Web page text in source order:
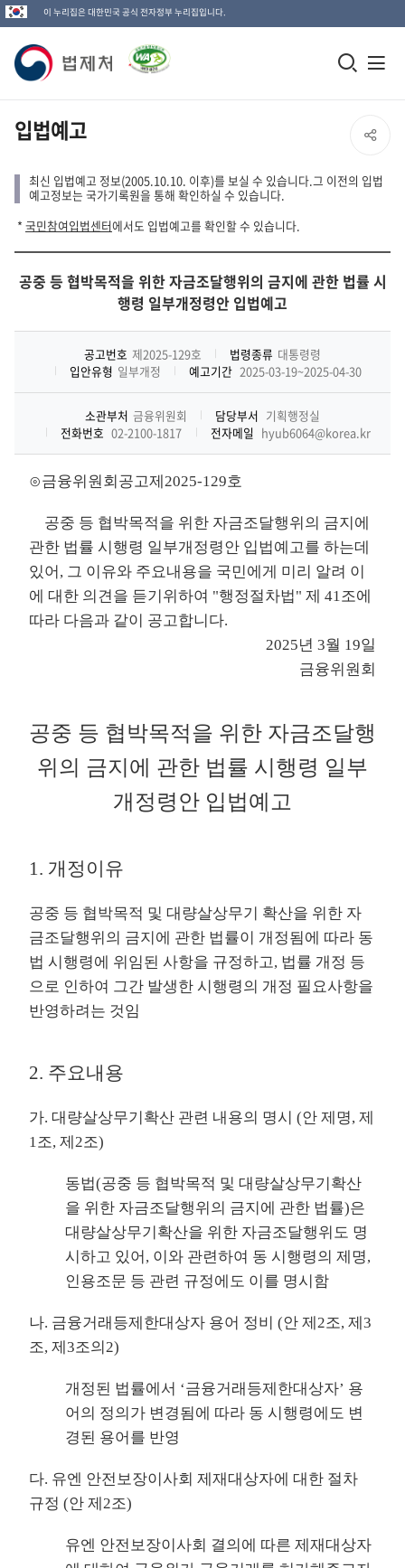
이 누리집은 대한민국 공식 전자정부 누리집입니다.
법
제
처
고
모
색
입법예고
최신 입법예고 정보(2005.10.10. 이후)를 보실 수 있습니다.그 이전의 입법
예고정보는 국가기록원을 통해 확인하실 수 있습니다.
SNS
공
열
기
* 국민참여입법센터에서도 입법예고를 확인할 수 있습니다.
공중 등 협박목적을 위한 자금조달행위의 금지에 관한 법률 시
행령 일부개정령안 입법예고
공고번호 제2025-129호 법령종류 대통령령
입안유형 일부개정 예고기간 2025-03-19~2025-04-30
소관부처 금융위원회 담당부서 기획행정실
전화번호 02-2100-1817 전자메일 hyub6064@korea.kr
⊙금융위원회공고제2025-129호
공중 등 협박목적을 위한 자금조달행위의 금지에
관한 법률 시행령 일부개정령안 입법예고를 하는데
있어, 그 이유와 주요내용을 국민에게 미리 알려 이
에 대한 의견을 듣기위하여 "행정절차법" 제 41조에
따라 다음과 같이 공고합니다.
2025년 3월 19일
금융위원회
공중 등 협박목적을 위한 자금조달행
위의 금지에 관한 법률 시행령 일부
개정령안 입법예고
1. 개정이유
공중 등 협박목적 및 대량살상무기 확산을 위한 자
금조달행위의 금지에 관한 법률이 개정됨에 따라 동
법 시행령에 위임된 사항을 규정하고, 법률 개정 등
으로 인하여 그간 발생한 시행령의 개정 필요사항을
반영하려는 것임
2. 주요내용
가. 대량살상무기확산 관련 내용의 명시 (안 제명, 제
1조, 제2조)
동법(공중 등 협박목적 및 대량살상무기확산
을 위한 자금조달행위의 금지에 관한 법률)은
대량살상무기확산을 위한 자금조달행위도 명
시하고 있어, 이와 관련하여 동 시행령의 제명,
인용조문 등 관련 규정에도 이를 명시함
나. 금융거래등제한대상자 용어 정비 (안 제2조, 제3
조, 제3조의2)
개정된 법률에서 ‘금융거래등제한대상자’ 용
어의 정의가 변경됨에 따라 동 시행령에도 변
경된 용어를 반영
다. 유엔 안전보장이사회 제재대상자에 대한 절차
규정 (안 제2조)
유엔 안전보장이사회 결의에 따른 제재대상자